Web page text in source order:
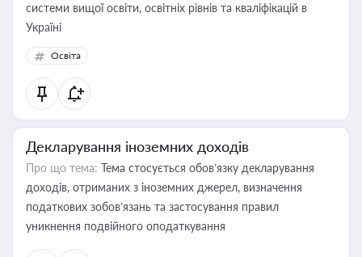
системи вищої освіти, освітніх рівнів та кваліфікацій в
Україні
Освіта
Декларування іноземних доходів
Про що тема: Тема стосується обов’язку декларування
доходів, отриманих з іноземних джерел, визначення
податкових зобов’язань та застосування правил
уникнення подвійного оподаткування